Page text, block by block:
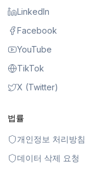
LinkedIn
Facebook
YouTube
TikTok
X (Twitter)
법률
개인정보 처리방침
데이터 삭제 요청